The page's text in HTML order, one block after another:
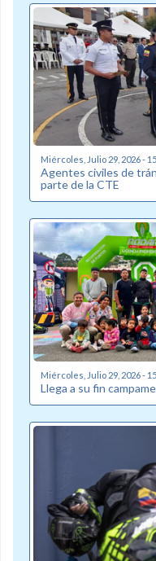
Miércoles, Julio 29, 2026 -
Agentes civiles de
parte de la CTE
Miércoles, Julio 29, 2026 -
Llega a su fin